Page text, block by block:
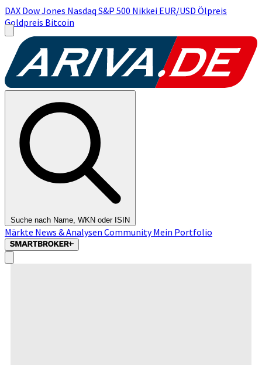
DAX Dow Jones Nasdaq S&P 500 Nikkei EUR/USD Ölpreis
Goldpreis Bitcoin
Suche nach Name, WKN oder ISIN
Märkte News & Analysen CommunityMein Portfolio